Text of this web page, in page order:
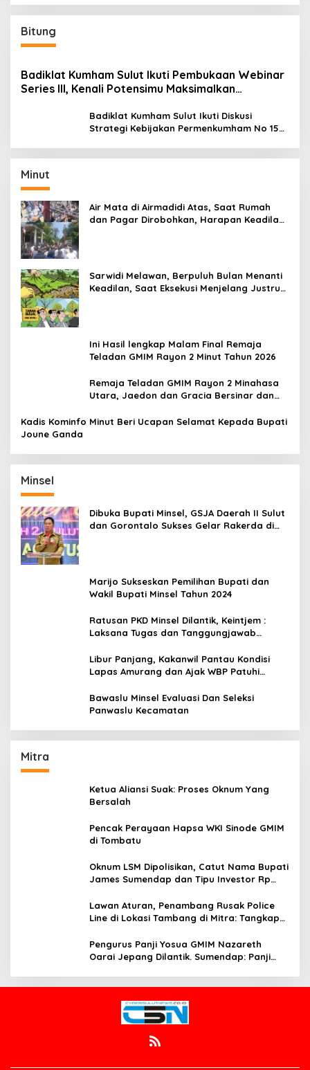
Bitung
Badiklat Kumham Sulut Ikuti Pembukaan Webinar
Series III, Kenali Potensimu Maksimalkan
Badiklat Kumham Sulut Ikuti Diskusi
Strategi Kebijakan Permenkumham No 15
Minut
Air Mata di Airmadidi Atas, Saat Rumah
dan Pagar Dirobohkan, Harapan Keadilan
Sarwidi Melawan, Berpuluh Bulan Menanti
Keadilan, Saat Eksekusi Menjelang Justru
Ini Hasil lengkap Malam Final Remaja
Teladan GMIM Rayon 2 Minut Tahun 2026
Remaja Teladan GMIM Rayon 2 Minahasa
Utara, Jaedon dan Gracia Bersinar dan
Kadis Kominfo Minut Beri Ucapan Selamat Kepada Bupati
Joune Ganda
Minsel
Dibuka Bupati Minsel, GSJA Daerah II Sulut
dan Gorontalo Sukses Gelar Rakerda di
Marijo Sukseskan Pemilihan Bupati dan
Wakil Bupati Minsel Tahun 2024
Ratusan PKD Minsel Dilantik, Keintjem :
Laksana Tugas dan Tanggungjawab
Libur Panjang, Kakanwil Pantau Kondisi
Lapas Amurang dan Ajak WBP Patuhi
Bawaslu Minsel Evaluasi Dan Seleksi
Panwaslu Kecamatan
Mitra
Ketua Aliansi Suak: Proses Oknum Yang
Bersalah
Pencak Perayaan Hapsa WKI Sinode GMIM
di Tombatu
Oknum LSM Dipolisikan, Catut Nama Bupati
James Sumendap dan Tipu Investor Rp
Lawan Aturan, Penambang Rusak Police
Line di Lokasi Tambang di Mitra: Tangkap
Pengurus Panji Yosua GMIM Nazareth
Oarai Jepang Dilantik. Sumendap: Panji